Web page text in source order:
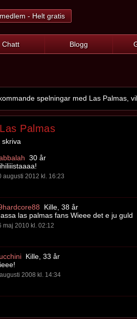
- Helt gratis
Chatt Blogg
spelningar med Las Palmas,
Palmas
skriva
30 år
augusti 2012 kl. 16:23
Kille, 38 år
las palmas fans Wieee det e ju guld
maj 2010 kl. 02:12
Kille, 33 år
2008 kl. 14:34